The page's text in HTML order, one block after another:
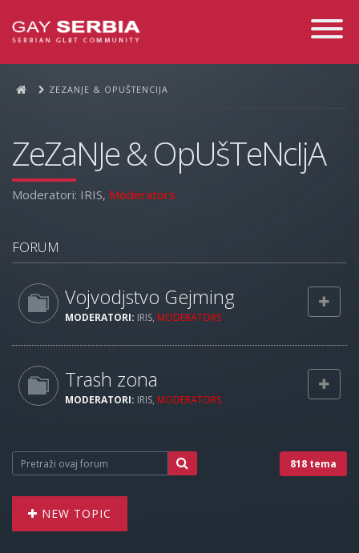
Toggle
ZEZANJE & OPUŠTENCIJA
ZeZaNJe & OpUšTeNcIjA
Moderatori: IRIS, Moderators
FORUM
Vojvodjstvo Gejming
MODERATORI: IRIS, MODERATORS
Trash zona
MODERATORI: IRIS, MODERATORS
818 tema
NEW TOPIC